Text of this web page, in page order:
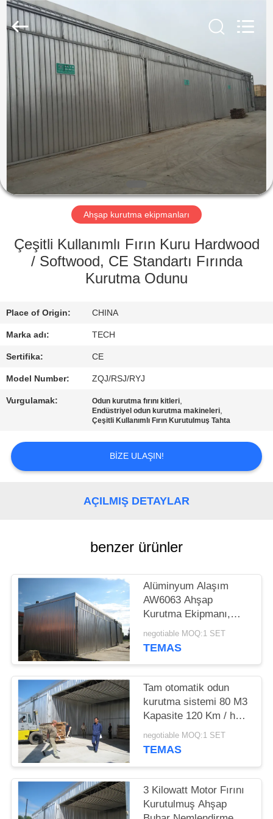
ANA
SAYFA
ÜRÜNLER
HAKKIMIZDA
FABRIKA
KALITE
BIZE
ULAŞIN
HABERLER
TALEPLERI
POLICY
Tech
Drying
Equipment
Co.,
Ltd..
Rights
Reserved.
Ahşap kurutma ekipmanları
Çeşitli Kullanımlı Fırın Kuru Hardwood
/ Softwood, CE Standartı Fırında
Kurutma Odunu
Place of Origin: CHINA
Marka adı: TECH
Sertifika: CE
Model Number: ZQJ/RSJ/RYJ
Vurgulamak: Odun kurutma fırını kitleri,
Endüstriyel odun kurutma makineleri,
Çeşitli Kullanımlı Fırın Kurutulmuş Tahta
BIZE ULAŞIN!
AÇILMIŞ DETAYLAR
benzer ürünler
Alüminyum Alaşım
AW6063 Ahşap
Kurutma Ekipmanı,
Çömlek Kurutulmuş
Hardwood / Yumuşak
negotiable MOQ:1 SET
TEMAS
Tam otomatik odun
kurutma sistemi 80 M3
Kapasite 120 Km / h
Rüzgar yükü
negotiable MOQ:1 SET
TEMAS
3 Kilowatt Motor Fırını
Kurutulmuş Ahşap